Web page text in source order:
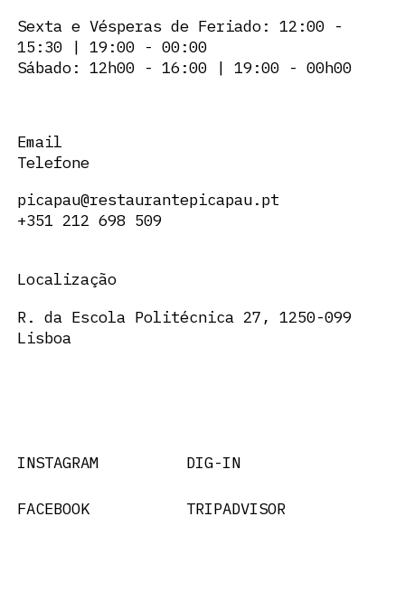
Sexta e Vésperas de Feriado: 12:00 -
15:30 | 19:00 - 00:00
Sábado: 12h00 - 16:00 | 19:00 - 00h00
Email
Telefone
picapau@restaurantepicapau.pt
+351 212 698 509
Localização
R. da Escola Politécnica 27, 1250-099
Lisboa
INSTAGRAM DIG-IN
FACEBOOK TRIPADVISOR